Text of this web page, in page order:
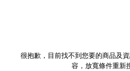
很抱歉，目前找不到您要的商品及
容，放寬條件重新